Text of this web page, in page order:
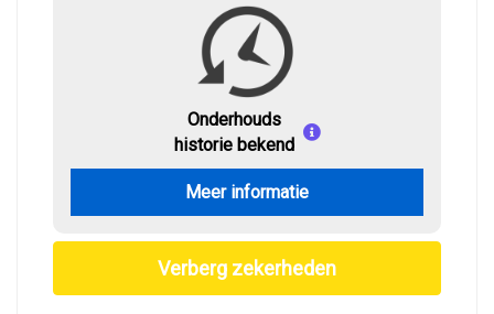
Onderhouds
historie bekend
Meer informatie
Verberg zekerheden